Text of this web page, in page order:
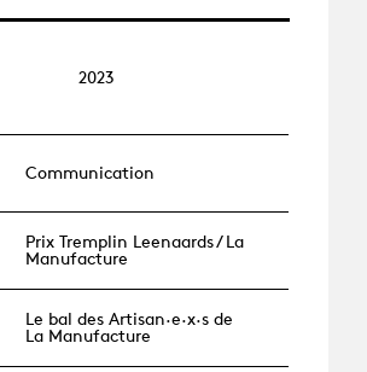
2023
Communication
Prix Tremplin Leenaards / La
Manufacture
Le bal des Artisan·e·x·s de
La Manufacture